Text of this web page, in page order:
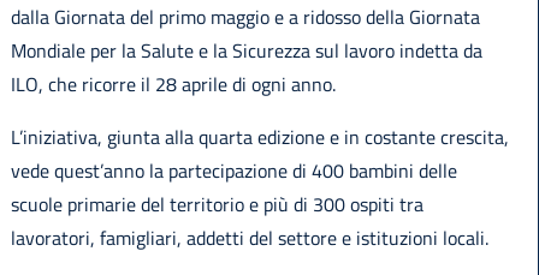
dalla Giornata del primo maggio e a ridosso della Giornata
Mondiale per la Salute e la Sicurezza sul lavoro indetta da
ILO, che ricorre il 28 aprile di ogni anno.
L’iniziativa, giunta alla quarta edizione e in costante crescita,
vede quest’anno la partecipazione di 400 bambini delle
scuole primarie del territorio e più di 300 ospiti tra
lavoratori, famigliari, addetti del settore e istituzioni locali.